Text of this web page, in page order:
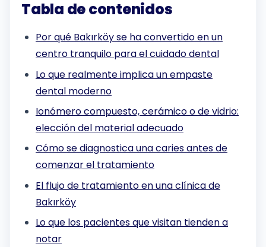
Tabla de contenidos
Por qué Bakırköy se ha convertido en un
centro tranquilo para el cuidado dental
Lo que realmente implica un empaste
dental moderno
Ionómero compuesto, cerámico o de vidrio:
elección del material adecuado
Cómo se diagnostica una caries antes de
comenzar el tratamiento
El flujo de tratamiento en una clínica de
Bakırköy
Lo que los pacientes que visitan tienden a
notar